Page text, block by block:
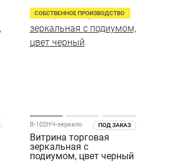
СОБСТВЕННОЕ ПРОИЗВОДСТВО
ПОД ЗАКАЗ
В-102НЧ-зеркало
Витрина торговая
зеркальная с
подиумом, цвет черный